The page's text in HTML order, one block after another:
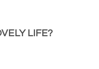
LIFE?